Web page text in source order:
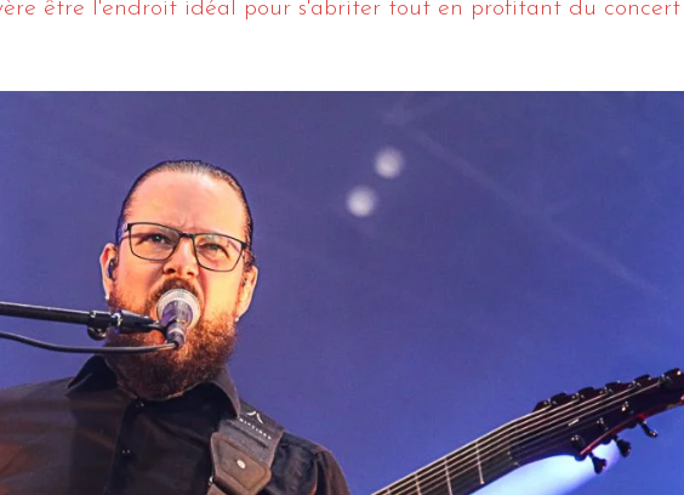
être l'endroit idéal pour s'abriter tout en profitant du concert